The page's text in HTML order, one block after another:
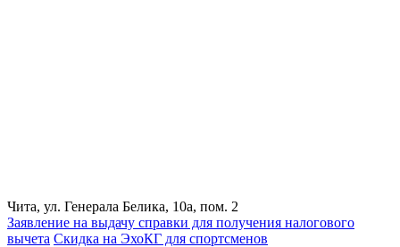
Чита, ул. Генерала Белика, 10а, пом. 2
Заявление на выдачу справки для получения налогового
вычета Cкидка на ЭхоКГ для спортсменов